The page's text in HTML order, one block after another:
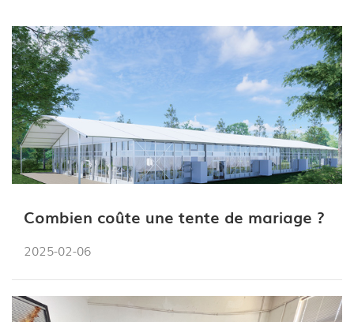
Combien coûte une tente de mariage ?
2025-02-06